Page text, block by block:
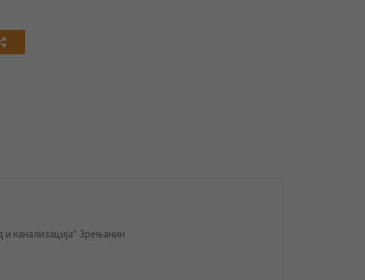
канализација" Зрењанин